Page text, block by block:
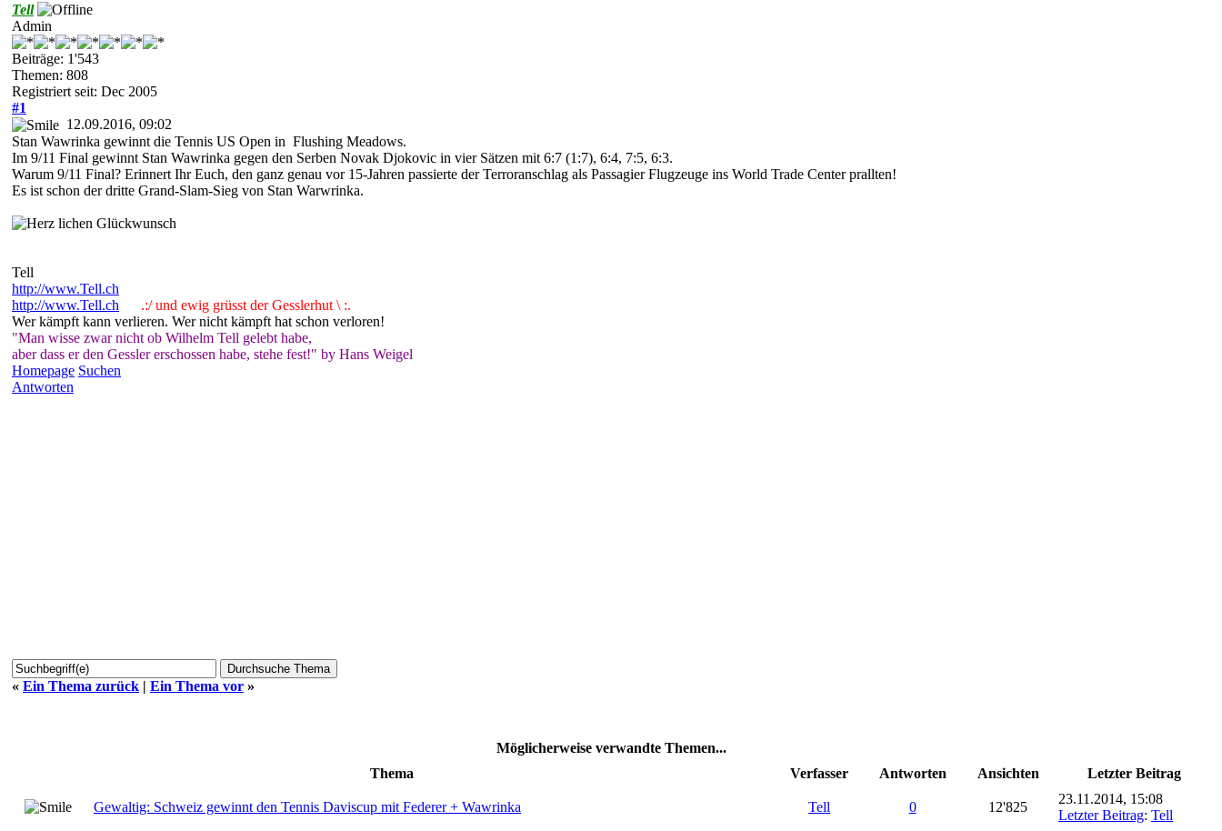
Tell
Admin
Beiträge: 1'543
Themen: 808
Registriert seit: Dec 2005
#1
12.09.2016, 09:02
Stan Wawrinka gewinnt die Tennis US Open in Flushing Meadows.
Im 9/11 Final gewinnt Stan Wawrinka gegen den Serben Novak Djokovic in vier Sätzen mit 6:7 (1:7), 6:4, 7:5, 6:3.
Warum 9/11 Final? Erinnert Ihr Euch, den ganz genau vor 15-Jahren passierte der Terroranschlag als Passagier Flugzeuge ins World Trade Center prallten!
Es ist schon der dritte Grand-Slam-Sieg von Stan Warwrinka.
lichen Glückwunsch
Tell
http://www.Tell.ch
http://www.Tell.ch
.:/ und ewig grüsst der Gesslerhut \ :.
Wer kämpft kann verlieren. Wer nicht kämpft hat schon verloren!
"Man wisse zwar nicht ob Wilhelm Tell gelebt habe,
aber dass er den Gessler erschossen habe, stehe fest!" by Hans Weigel
Homepage Suchen
Antworten
« Ein Thema zurück | Ein Thema vor »
Möglicherweise verwandte Themen...
Thema
Verfasser Antworten Ansichten Letzter Beitrag
Gewaltig: Schweiz gewinnt den Tennis Daviscup mit Federer + Wawrinka Tell 0 12'825
23.11.2014, 15:08
Letzter Beitrag: Tell